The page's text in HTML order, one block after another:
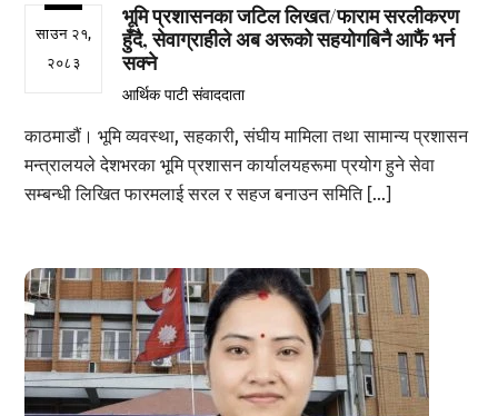
साउन २१,
२०८३
भूमि प्रशासनका जटिल लिखत/फाराम सरलीकरण
हुँदै, सेवाग्राहीले अब अरूको सहयोगबिनै आफैं भर्न
सक्ने
आर्थिक पाटी संवाददाता
काठमाडौं। भूमि व्यवस्था, सहकारी, संघीय मामिला तथा सामान्य प्रशासन
मन्त्रालयले देशभरका भूमि प्रशासन कार्यालयहरूमा प्रयोग हुने सेवा
सम्बन्धी लिखित फारमलाई सरल र सहज बनाउन समिति […]